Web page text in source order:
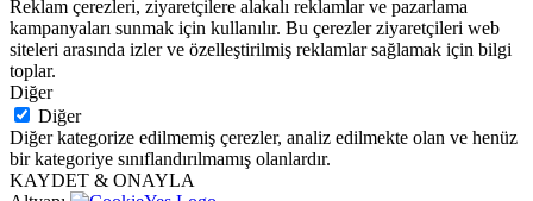
Reklam çerezleri, ziyaretçilere alakalı reklamlar ve pazarlama
kampanyaları sunmak için kullanılır. Bu çerezler ziyaretçileri web
siteleri arasında izler ve özelleştirilmiş reklamlar sağlamak için bilgi
toplar.
Diğer
Diğer
Diğer kategorize edilmemiş çerezler, analiz edilmekte olan ve henüz
bir kategoriye sınıflandırılmamış olanlardır.
KAYDET & ONAYLA